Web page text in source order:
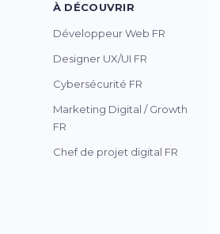
À DÉCOUVRIR
Développeur Web FR
Designer UX/UI FR
Cybersécurité FR
Marketing Digital / Growth
FR
Chef de projet digital FR